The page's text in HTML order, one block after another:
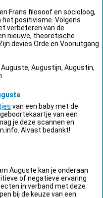
Frans filosoof en socioloog,
het positivisme. Volgens
verbeteren van de
nieuwe, theoretische
devies Orde en Vooruitgang
Augustijn, Augustin,
van een baby met de
van een
je deze scannen en
. Alvast bedankt!
Auguste kan je onderaan
of negatieve ervaring
in verband met deze
bij de keuze van een